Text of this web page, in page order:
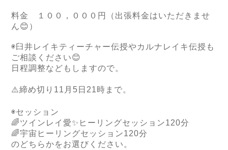
料金 １００，０００円（出張料金はいただきませ
ん😊 ）
◉臼井レイキティーチャー伝授やカルナレイキ伝授も
ご相談ください😊
日程調整などもしますので。
⚠️締め切り 11 月 5 日 21時まで。
◉セッション
🌈ツインレイ愛✨ ヒーリングセッション120分
🌈宇宙ヒーリングセッション120分
のどちらかをお選びください。